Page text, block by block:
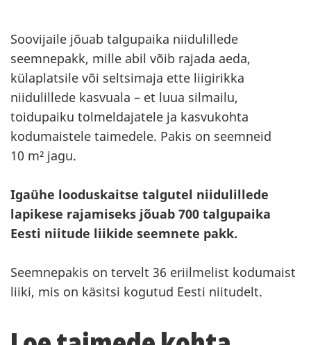
Soovijaile jõuab talgupaika niidulillede
seemnepakk, mille abil võib rajada aeda,
külaplatsile või seltsimaja ette liigirikka
niidulillede kasvuala – et luua silmailu,
toidupaiku tolmeldajatele ja kasvukohta
kodumaistele taimedele. Pakis on seemneid
10 m² jagu.
Igaühe looduskaitse talgutel niidulillede
lapikese rajamiseks jõuab 700 talgupaika
Eesti niitude liikide seemnete pakk.
Seemnepakis on tervelt 36 eriilmelist kodumaist
liiki, mis on käsitsi kogutud Eesti niitudelt.